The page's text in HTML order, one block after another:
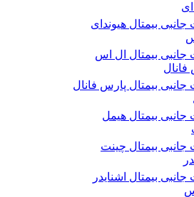
جانبی بیمتال هیوندای
جانبی بیمتال ال اس
جانبی بیمتال پارس فانال
جانبی بیمتال هیمل
جانبی بیمتال چینت
جانبی بیمتال اشنایدر